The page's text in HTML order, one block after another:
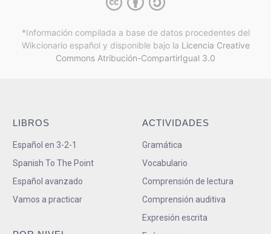
*Información compilada a base de datos procedentes del
Wikcionario español y disponible bajo la Licencia Creative
Commons Atribución-CompartirIgual 3.0
LIBROS
Español en 3-2-1
Spanish To The Point
Español avanzado
Vamos a practicar
ACTIVIDADES
Gramática
Vocabulario
Comprensión de lectura
Comprensión auditiva
Expresión escrita